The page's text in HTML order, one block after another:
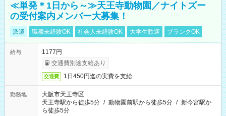
≪単発＊1日から～≫天王寺動物園／ナイトズー
の受付案内メンバー大募集！
派遣 職種未経験OK 社会人未経験OK 大学生歓迎 ブランクOK
給与
1177円
交通費別途支給あり
交通費 1日450円迄の実費を支給
勤務地
大阪市天王寺区
天王寺駅から徒歩5分 / 動物園前駅から徒歩5分 / 新今宮駅か
ら徒歩5分